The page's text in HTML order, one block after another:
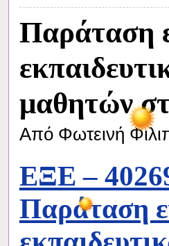
Παράταση
μαθητών
Από Φωτεινή
ΕΞΕ –
Παράταση